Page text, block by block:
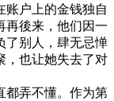
账户上的金钱独自
再後来，他们因一
了别人，肆无忌惮
，也让她失去了对
都弄不懂。作为第